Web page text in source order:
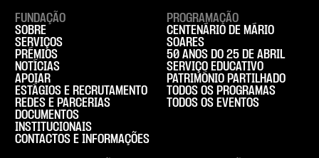
FUNDAÇÃO
SOBRE
SERVIÇOS
PRÉMIOS
NOTÍCIAS
APOIAR
ESTÁGIOS E RECRUTAMENTO
REDES E PARCERIAS
DOCUMENTOS
INSTITUCIONAIS
CONTACTOS E INFORMAÇÕES
PROGRAMAÇÃO
CENTENÁRIO DE MÁRIO
SOARES
50 ANOS DO 25 DE ABRIL
SERVIÇO EDUCATIVO
PATRIMÓNIO PARTILHADO
TODOS OS PROGRAMAS
TODOS OS EVENTOS